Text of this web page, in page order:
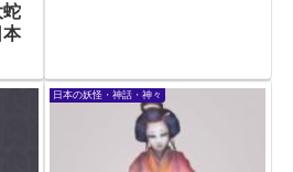
蛇
本
日本の妖怪・神話・神々